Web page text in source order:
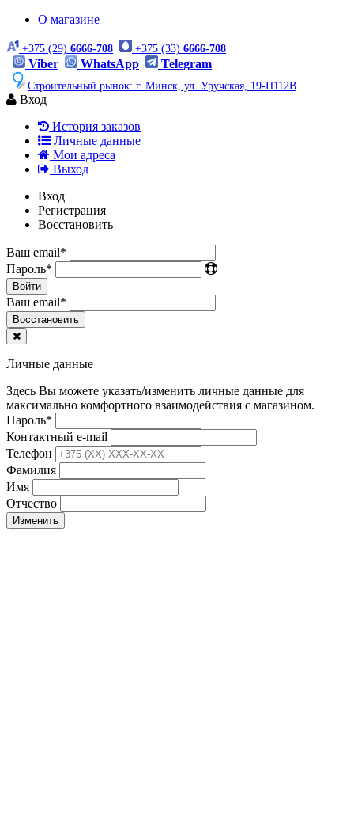
О магазине
+375 (29) 6666-708 +375 (33) 6666-708
Viber WhatsApp Telegram
Строительный рынок: г. Минск, ул. Уручская, 19-П112В
Вход
История заказов
Личные данные
Мои адреса
Выход
Вход
Регистрация
Восстановить
Ваш email*
Пароль*
Войти
Ваш email*
Воcстановить
Личные данные
Здесь Вы можете указать/изменить личные данные для
максимально комфортного взаимодействия с магазином.
Пароль*
Контактный e-mail
Телефон
Фамилия
Имя
Отчество
Изменить